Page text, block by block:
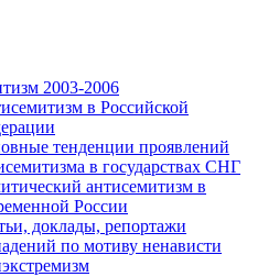
2003-2006
в Российской
тенденции проявлений
в государствах СНГ
антисемитизм в
России
доклады, репортажи
по мотиву ненависти